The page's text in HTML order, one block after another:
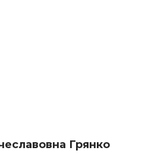
Грянко